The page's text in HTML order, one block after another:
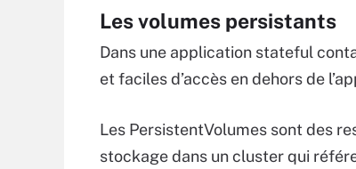
Les volumes persistants
Dans une application stateful
et faciles d’accès en dehors de
Les PersistentVolumes sont des
stockage dans un cluster qui